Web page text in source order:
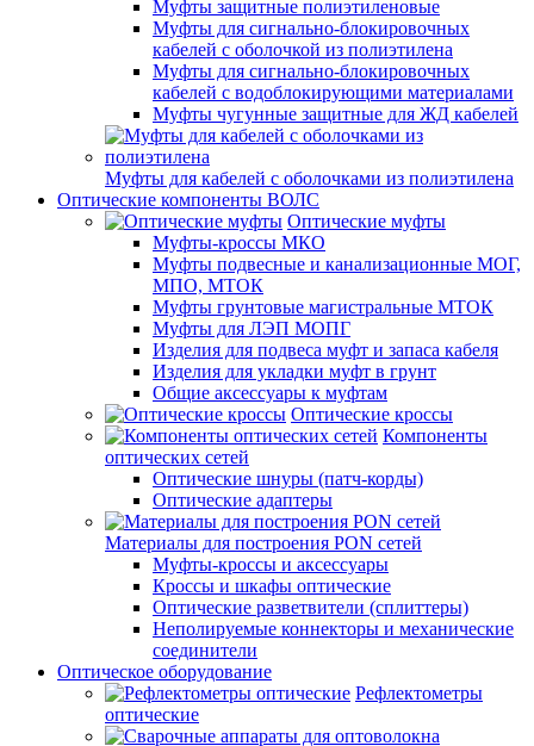
Муфты защитные полиэтиленовые
Муфты для сигнально-блокировочных
кабелей с оболочкой из полиэтилена
Муфты для сигнально-блокировочных
кабелей с водоблокирующими материалами
Муфты чугунные защитные для ЖД кабелей
Муфты для кабелей с оболочками из полиэтилена
Оптические компоненты ВОЛС
Оптические муфты
Муфты-кроссы МКО
Муфты подвесные и канализационные МОГ,
МПО, МТОК
Муфты грунтовые магистральные МТОК
Муфты для ЛЭП МОПГ
Изделия для подвеса муфт и запаса кабеля
Изделия для укладки муфт в грунт
Общие аксессуары к муфтам
Оптические кроссы
Компоненты
оптических сетей
Оптические шнуры (патч-корды)
Оптические адаптеры
Материалы для построения PON сетей
Муфты-кроссы и аксессуары
Кроссы и шкафы оптические
Оптические разветвители (сплиттеры)
Неполируемые коннекторы и механические
соединители
Оптическое оборудование
Рефлектометры
оптические